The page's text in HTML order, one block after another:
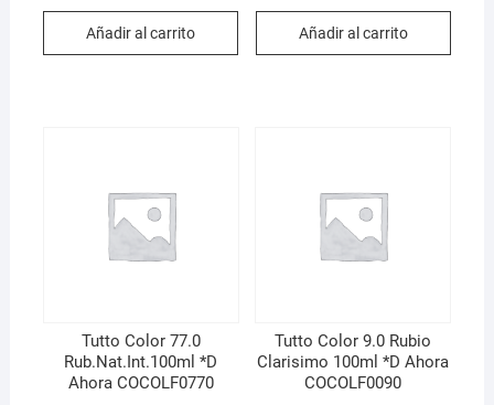
Añadir al carrito Añadir al carrito
Tutto Color 77.0
Rub.Nat.Int.100ml *D
Ahora COCOLF0770
Tutto Color 9.0 Rubio
Clarisimo 100ml *D Ahora
COCOLF0090